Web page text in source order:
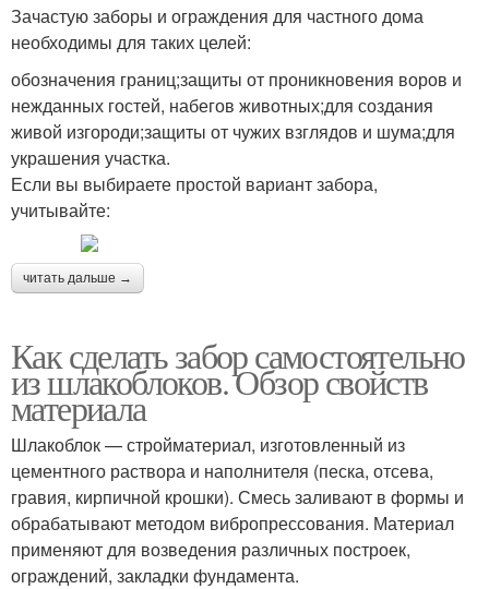
Забор для дачи
Забор для дачного
Требования к забору Деревянный забор
Забор из досок
Забор между соседями Заборы из камней
Забор из камня
Материалы на
каменный забор
Зачастую заборы и ограждения для частного дома
необходимы для таких целей:
обозначения границ;защиты от проникновения воров и
нежданных гостей, набегов животных;для создания
живой изгороди;защиты от чужих взглядов и шума;для
украшения участка.
Если вы выбираете простой вариант забора,
учитывайте:
читать дальше →
Как сделать забор самостоятельно
из шлакоблоков. Обзор свойств
материала
Шлакоблок — стройматериал, изготовленный из
цементного раствора и наполнителя (песка, отсева,
гравия, кирпичной крошки). Смесь заливают в формы и
обрабатывают методом вибропрессования. Материал
применяют для возведения различных построек,
ограждений, закладки фундамента.